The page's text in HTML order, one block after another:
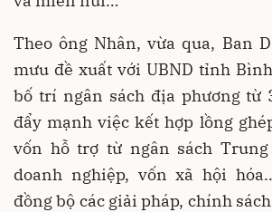
Theo ông Nhân, vừa qua, Ban
mưu đề xuất với UBND tỉnh
bố trí ngân sách địa phương từ
đẩy mạnh việc kết hợp lồng
vốn hỗ trợ từ ngân sách Trung
doanh nghiệp, vốn xã hội
đồng bộ các giải pháp, chính